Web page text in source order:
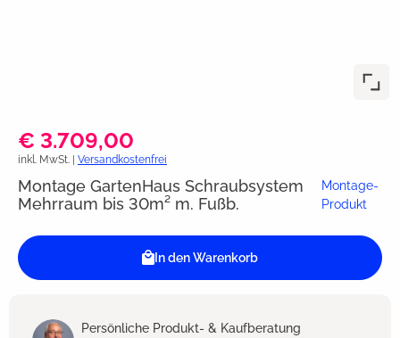
€ 3.709,00
inkl. MwSt. | Versandkostenfrei
Montage GartenHaus Schraubsystem
Mehrraum bis 30m² m. Fußb.
Montage-
Produkt
In den Warenkorb
Persönliche Produkt- & Kaufberatung